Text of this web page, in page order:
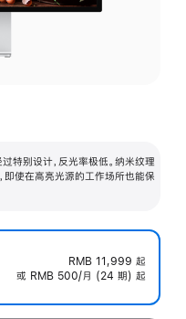
特别设计，反光率极低。纳米纹理
即使在高亮光源的工作场所也能保
RMB 11,999 起
或 RMB 500/月 (24 期) 起